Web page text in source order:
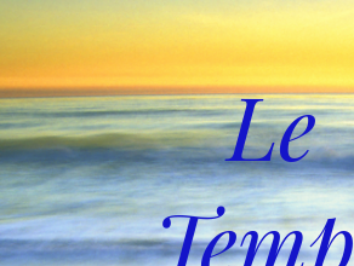
Le